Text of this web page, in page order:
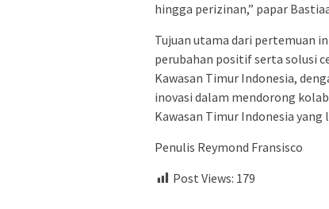
hingga perizinan,” papar
Tujuan utama dari pertemuan
perubahan positif serta solusi
Kawasan Timur Indonesia,
inovasi dalam mendorong
Kawasan Timur Indonesia
Penulis Reymond Fransisco
Post Views: 179